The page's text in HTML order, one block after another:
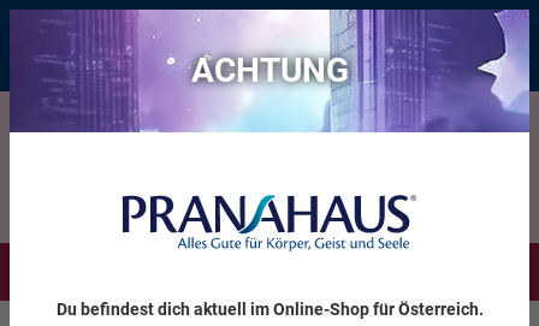
Bis zu 20 € Rabatt* mit dem Vorteils-Codeeintauchen , gültig bis
11.08.2026
ACHTUNG
Du befindest dich aktuell im Online-Shopfür Österreich.